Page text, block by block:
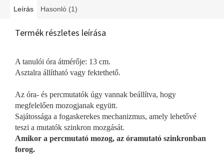
Leírás Hasonló (1)
Termék részletes leírása
A tanulói óra átmérője: 13 cm.
Asztalra állítható vagy fektethető.
Az óra- és percmutatók úgy vannak beállítva, hogy
megfelelően mozogjanak együtt.
Sajátossága a fogaskerekes mechanizmus, amely lehetővé
teszi a mutatók szinkron mozgását.
Amikor a percmutató mozog, az óramutató szinkronban
forog.